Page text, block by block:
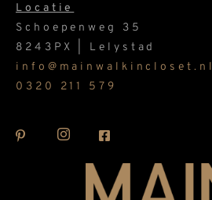
Locatie
Schoepenweg 35
8243PX | Lelystad
info@mainwalkincloset.nl
0320 211 579